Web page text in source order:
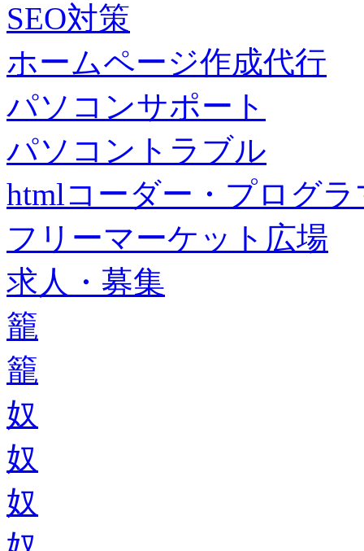
SEO対策
ホームページ作成代行
パソコンサポート
パソコントラブル
htmlコーダー・プログラ
フリーマーケット広場
求人・募集
籠
籠
奴
奴
奴